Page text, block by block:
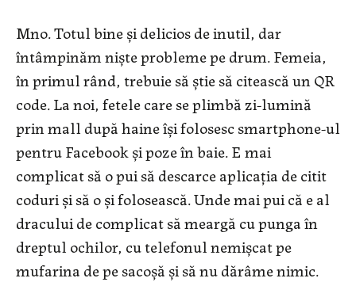
Mno. Totul bine şi delicios de inutil, dar
întâmpinăm nişte probleme pe drum. Femeia,
în primul rând, trebuie să ştie să citească un QR
code. La noi, fetele care se plimbă zi-lumină
prin mall după haine îşi folosesc smartphone-ul
pentru Facebook şi poze în baie. E mai
complicat să o pui să descarce aplicaţia de citit
coduri şi să o şi folosească. Unde mai pui că e al
dracului de complicat să meargă cu punga în
dreptul ochilor, cu telefonul nemişcat pe
mufarina de pe sacoşă şi să nu dărâme nimic.